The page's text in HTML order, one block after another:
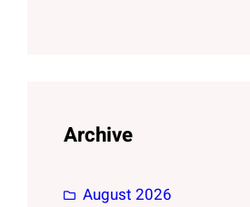
Archive
August 2026